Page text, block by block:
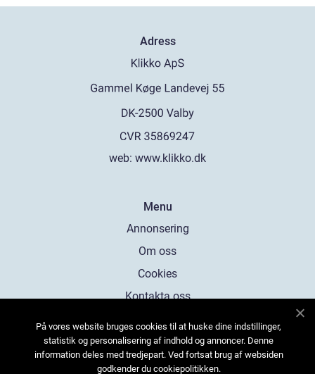
Adress
web: www.klikko.dk
Menu
Annonsering
Om oss
Cookies
Kontakta oss
På vores website bruges cookies til at huske dine indstillinger,
statistik og personalisering af indhold og annoncer. Denne
information deles med tredjepart. Ved fortsat brug af websiden
godkender du cookiepolitikken.